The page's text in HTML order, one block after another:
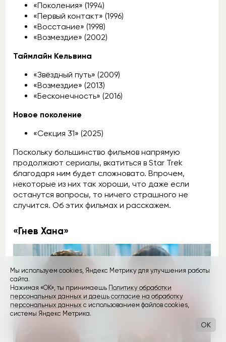
«Поколения» (1994)
«Первый контакт» (1996)
«Восстание» (1998)
«Возмездие» (2002)
Таймлайн Кельвина
«Звёздный путь» (2009)
«Возмездие» (2013)
«Бесконечность» (2016)
Новое поколение
«Секция 31» (2025)
Поскольку большинство фильмов напрямую
продолжают сериалы, вкатиться в Star Trek
благодаря ним будет сложновато. Впрочем,
некоторые из них так хороши, что даже если
останутся вопросы, то ничего страшного не
случится. Об этих фильмах и расскажем.
«Гнев Хана»
Мы используем cookies, Яндекс Метрику для улучшения работы
сайта.
Нажимая «ОК», ты принимаешь Политику обработки
персональных данных и даешь согласие на обработку
персональных данных с использованием файлов cookies,
системы Яндекс Метрика.
OK